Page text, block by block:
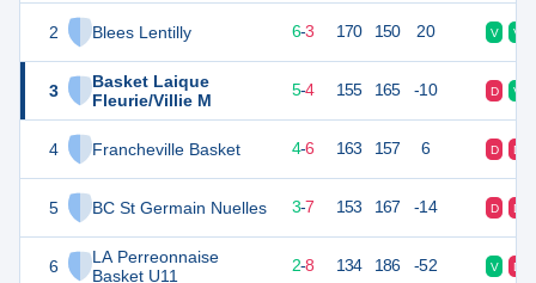
2 Blees Lentilly
3
Basket Laique
Fleurie/Villie M
4 Francheville Basket
5 BC St Germain Nuelles
6
LA Perreonnaise
Basket U11
6-3 170 150 20 V V
21 5-4 155 165 -10 D V
18 4-6 163 157 6 D D
16 10 3-7 153 167 -14 D D
14 2-8 134 186 -52 V D